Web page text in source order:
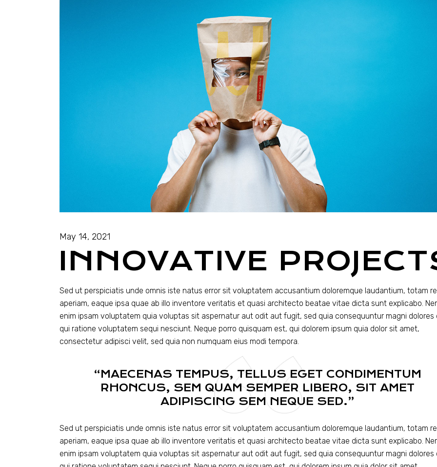
May 14, 2021
INNOVATIVE
Sed ut perspiciatis unde omnis iste natus error sit voluptatem accusantium doloremque laudantium, totam
aperiam, eaque ipsa quae ab illo inventore veritatis et quasi architecto beatae vitae dicta sunt explicabo.
enim ipsam voluptatem quia voluptas sit aspernatur aut odit aut fugit, sed quia consequuntur magni dolores
qui ratione voluptatem sequi nesciunt. Neque porro quisquam est, qui dolorem ipsum quia dolor sit amet,
consectetur adipisci velit, sed quia non numquam eius modi tempora.
“MAECENAS TEMPUS, TELLUS EGET CONDIMENTUM
RHONCUS, SEM QUAM SEMPER LIBERO, SIT AMET
ADIPISCING SEM NEQUE SED.”
Sed ut perspiciatis unde omnis iste natus error sit voluptatem accusantium doloremque laudantium, totam
aperiam, eaque ipsa quae ab illo inventore veritatis et quasi architecto beatae vitae dicta sunt explicabo.
enim ipsam voluptatem quia voluptas sit aspernatur aut odit aut fugit, sed quia consequuntur magni dolores